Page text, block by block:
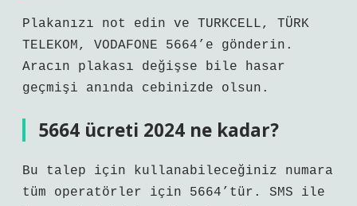
Plakanızı not edin ve TURKCELL, TÜRK
TELEKOM, VODAFONE 5664’e gönderin.
Aracın plakası değişse bile hasar
geçmişi anında cebinizde olsun.
5664 ücreti 2024 ne kadar?
Bu talep için kullanabileceğiniz numara
tüm operatörler için 5664’tür. SMS ile